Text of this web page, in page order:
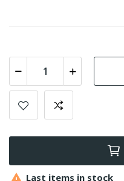
Last items in stock